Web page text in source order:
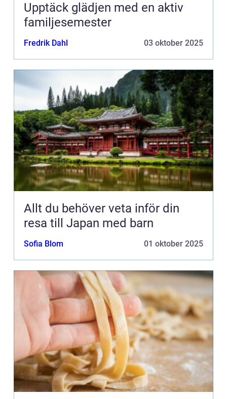
Upptäck glädjen med en aktiv
familjesemester
Fredrik Dahl 03 oktober 2025
Allt du behöver veta inför din
resa till Japan med barn
Sofia Blom 01 oktober 2025